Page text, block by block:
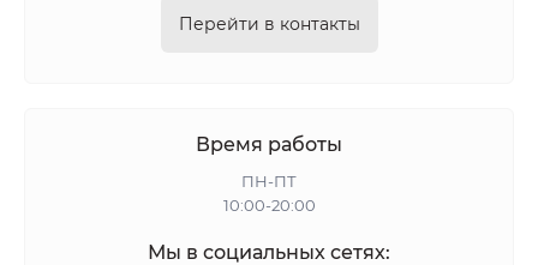
Перейти в контакты
Время работы
ПН-ПТ
10:00-20:00
Мы в социальных сетях: